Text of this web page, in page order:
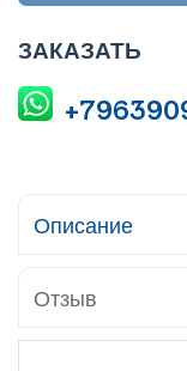
ЗАКАЗАТЬ
Описание
Отзыв